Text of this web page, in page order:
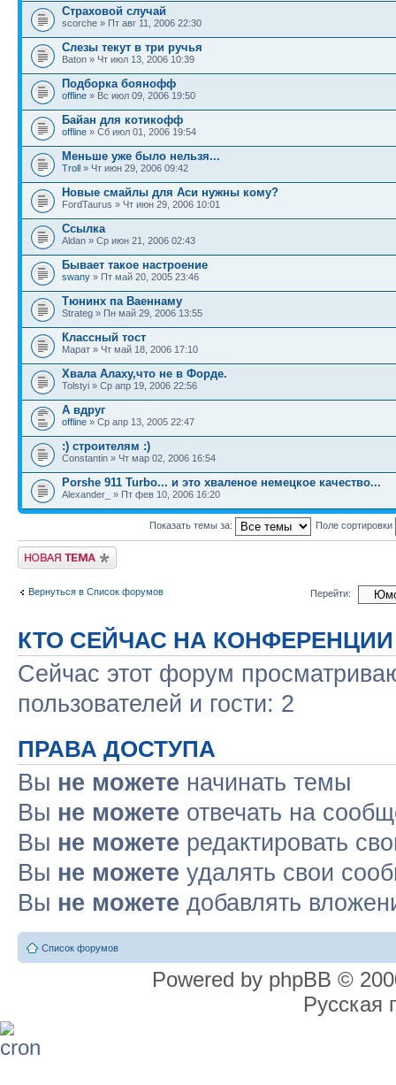
Страховой случай
scorche » Пт авг 11, 2006 22:30
Слезы текут в три ручья
Baton » Чт июл 13, 2006 10:39
Подборка боянофф
offline » Вс июл 09, 2006 19:50
Байан для котикофф
offline » Сб июл 01, 2006 19:54
Меньше уже было нельзя...
Troll » Чт июн 29, 2006 09:42
Новые смайлы для Аси нужны кому?
FordTaurus » Чт июн 29, 2006 10:01
Ссылка
Aldan » Ср июн 21, 2006 02:43
Бывает такое настроение
swany » Пт май 20, 2005 23:46
Тюнинх па Ваеннаму
Strateg » Пн май 29, 2006 13:55
Классный тост
Марат » Чт май 18, 2006 17:10
Хвала Алаху,что не в Форде.
Tolstyi » Ср апр 19, 2006 22:56
А вдруг
offline » Ср апр 13, 2005 22:47
:) строителям :)
Constantin » Чт мар 02, 2006 16:54
Porshe 911 Turbo... и это хваленое немецкое качество...
Alexander_ » Пт фев 10, 2006 16:20
Показать темы за: Поле сортировки
Новая тема
Вернуться в Список форумов Перейти:
КТО СЕЙЧАС НА КОНФЕРЕНЦИИ
Сейчас этот форум
пользователей и гости: 2
ПРАВА ДОСТУПА
Вы не можете начинать темы
Вы не можете отвечать на
Вы не можете редактировать
Вы не можете удалять свои
Вы не можете добавлять
Список форумов
Powered by phpBB ©
Русская